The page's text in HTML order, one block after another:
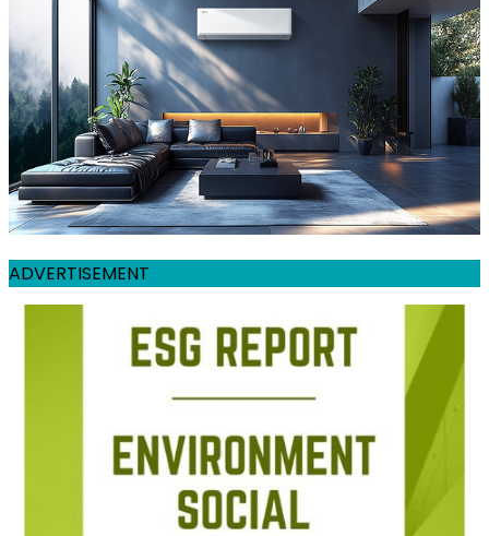
ADVERTISEMENT